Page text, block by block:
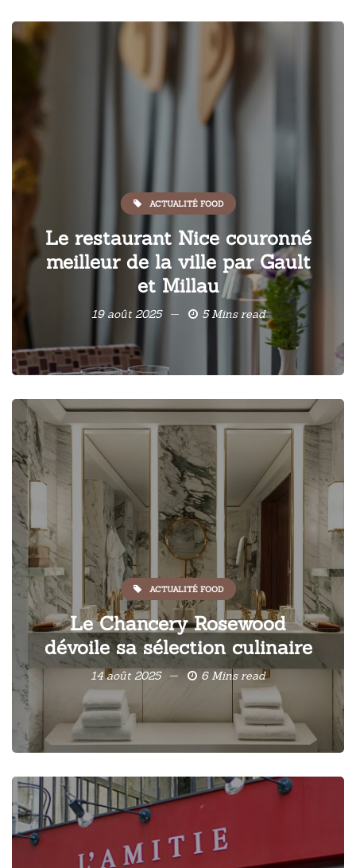
ACTUALITÉ FOOD
Le restaurant Nice couronné
meilleur de la ville par Gault
et Millau
19 août 2025 5 Mins read
ACTUALITÉ FOOD
Le Chancery Rosewood
dévoile sa sélection culinaire
14 août 2025 6 Mins read